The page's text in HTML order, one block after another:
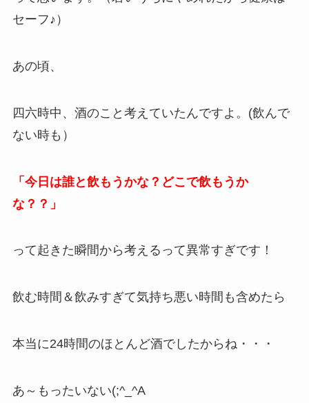
セーフ♪）
あの頃、
四六時中、酒のこと考えていたんですよ。(飲んで
ない時も）
「今日は誰と飲もうかな？どこで飲もうか
な？？」
って起きた瞬間から考えるって異常すぎです！
飲む時間＆飲みすぎて気持ち悪い時間も含めたら
本当に24時間のほとんど酒でしたからね・・・
あ～もったいない(;^_^A